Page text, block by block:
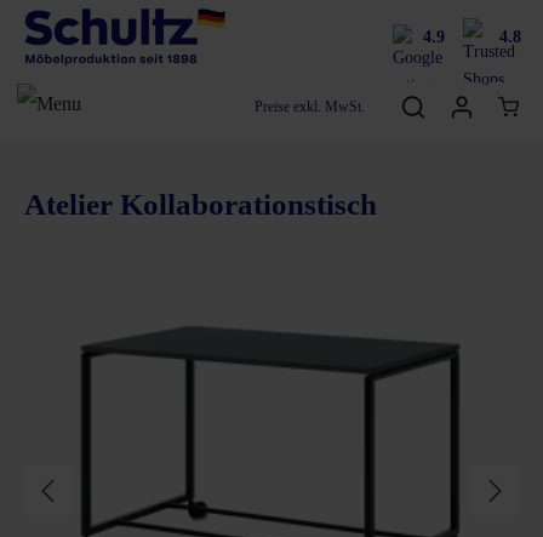
4.9 4.8
Preise exkl. MwSt.
Atelier Kollaborationstisch